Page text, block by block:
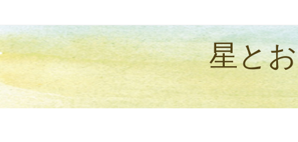
ン
ツ
へ
キ
星と